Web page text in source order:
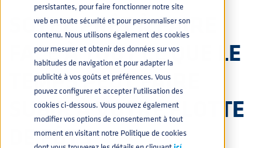
persistantes, pour faire fonctionner notre site
web en toute sécurité et pour personnaliser son
contenu. Nous utilisons également des cookies
pour mesurer et obtenir des données sur vos
habitudes de navigation et pour adapter la
publicité à vos goûts et préférences. Vous
pouvez configurer et accepter l'utilisation des
cookies ci-dessous. Vous pouvez également
modifier vos options de consentement à tout
moment en visitant notre Politique de cookies
SOYEZ PRÊT À FAIRE
FACE À TOUT CE QUE LE
TEMPS PEUT FAIRE
SUBIR À VOTRE FLOTTE
DE FÛTS